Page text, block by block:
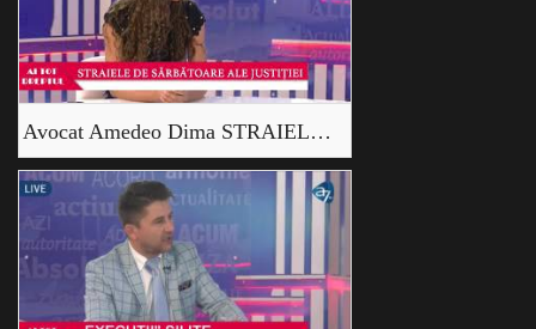
Avocat Amedeo Dima STRAIELE DE SĂRBĂTOARE ALE JUSTIȚIEI